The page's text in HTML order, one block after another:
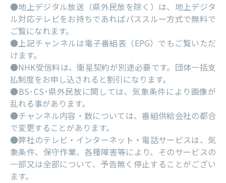
●地上デジタル放送（県外民放を除く）は、地上デジタ
ル対応テレビをお持ちであればパススルー方式で無料で
ご覧になれます。
●上記チャンネルは電子番組表（EPG）でもご覧いただ
けます。
●NHK受信料は、衛星契約が別途必要です。団体一括支
払制度をお申し込されると割引になります。
●BS･CS･県外民放に関しては、気象条件により画像が
乱れる事があります。
●チャンネル内容・数については、番組供給会社の都合
で変更することがあります。
●弊社のテレビ・インターネット・電話サービスは、気
象条件、保守作業、各種障害等により、そのサービスの
一部又は全部について、予告無く停止することがござい
ます。